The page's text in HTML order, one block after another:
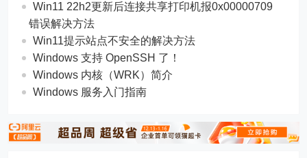
Win11 22h2更新后连接共享打印机报0x00000709
错误解决方法
Win11提示站点不安全的解决方法
Windows 支持 OpenSSH 了！
Windows 内核（WRK）简介
Windows 服务入门指南